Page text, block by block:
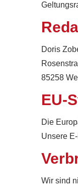
Doris
85258
EU-
Die
Unsere
Wir sind